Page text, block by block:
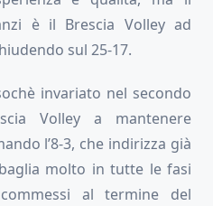
è il Brescia Volley ad
sul 25-17.
invariato nel secondo
Volley a mantenere
l’8-3, che indirizza già
molto in tutte le fasi
al termine del